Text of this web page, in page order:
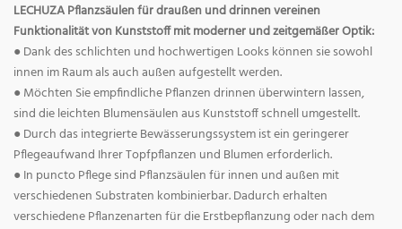
LECHUZA Pflanzsäulen für draußen und drinnen vereinen
Funktionalität von Kunststoff mit moderner und zeitgemäßer Optik:
● Dank des schlichten und hochwertigen Looks können sie sowohl
innen im Raum als auch außen aufgestellt werden.
● Möchten Sie empfindliche Pflanzen drinnen überwintern lassen,
sind die leichten Blumensäulen aus Kunststoff schnell umgestellt.
● Durch das integrierte Bewässerungssystem ist ein geringerer
Pflegeaufwand Ihrer Topfpflanzen und Blumen erforderlich.
● In puncto Pflege sind Pflanzsäulen für innen und außen mit
verschiedenen Substraten kombinierbar. Dadurch erhalten
verschiedene Pflanzenarten für die Erstbepflanzung oder nach dem